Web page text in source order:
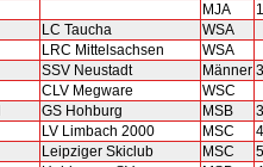
MJA
1
LC Taucha
WSA
LRC Mittelsachsen
WSA
SSV Neustadt Männer 3
CLV Megware
WSC
GS Hohburg MSB
3
LV Limbach 2000 MSC
4
Leipziger Skiclub MSC
5